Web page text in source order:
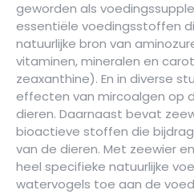
geworden als
essentiële voedingsstoffen
natuurlijke bron van
vitaminen, mineralen en
zeaxanthine). En in diverse
effecten van mircoalgen op
dieren. Daarnaast bevat
bioactieve stoffen die
van de dieren. Met zeewier
heel specifieke natuurlijke
watervogels toe aan de